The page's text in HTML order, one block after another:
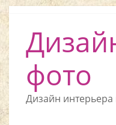
фото
Дизайн интерьера